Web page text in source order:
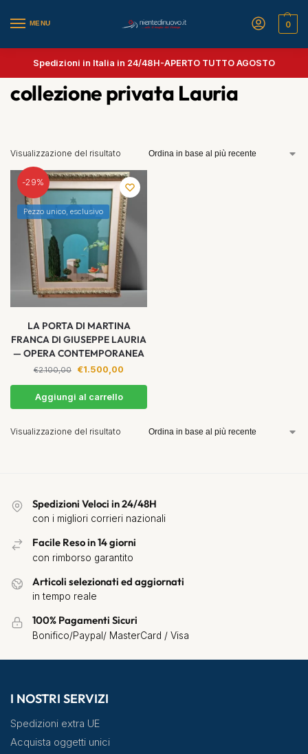
MENU 0
Spedizioni in Italia in 24/48H-APERTO TUTTO AGOSTO
collezione privata Lauria
Visualizzazione del risultato
-29%
Pezzo unico, esclusivo
LA PORTA DI MARTINA
FRANCA DI GIUSEPPE LAURIA
— OPERA CONTEMPORANEA
€2.100,00 €1.500,00
Aggiungi al carrello
Visualizzazione del risultato
Spedizioni Veloci in 24/48H
con i migliori corrieri nazionali
Facile Reso in 14 giorni
con rimborso garantito
Articoli selezionati ed aggiornati
in tempo reale
100% Pagamenti Sicuri
Bonifico/Paypal/ MasterCard / Visa
I NOSTRI SERVIZI
Spedizioni extra UE
Acquista oggetti unici